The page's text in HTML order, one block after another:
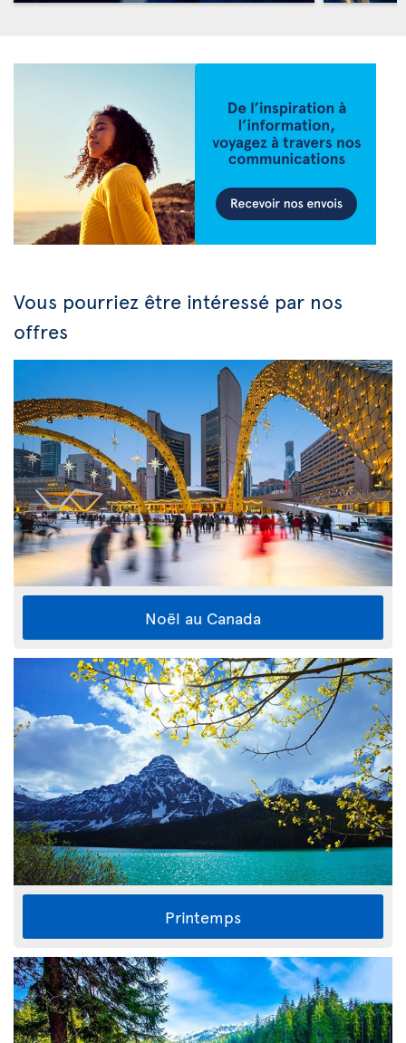
Vous pourriez être intéressé par nos
offres
Noël au Canada
Printemps